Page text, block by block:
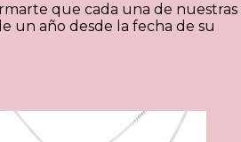
que cada una de nuestras
un año desde la fecha de su